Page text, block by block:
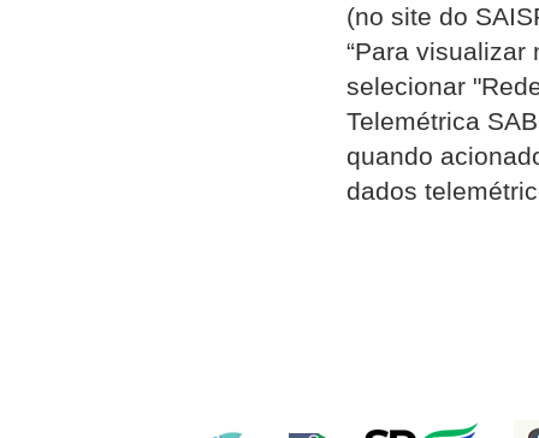
(no site do
“Para visualizar
selecionar
Telemétrica
quando
dados